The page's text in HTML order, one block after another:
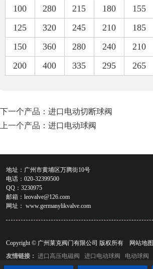
100
280 215 180 155
125
320 245 210 185
150
360 280 240 210
200
400 335 295 265
下一个产品： 进口电动切断球阀
上一个产品： 进口电动球阀
地址：广州市黄埔区万腾街10号
电话：020-32399500
QQ：3230975
邮箱： leovalve@126.com
网址： www.germanylikvalve.com
Copyright © 广州莱克阀门有限公司 版权所有
网站地图
友情链接： 进口高压电磁阀 进口电动球阀 电动球阀